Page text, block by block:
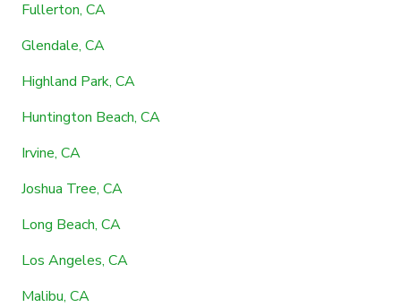
Fullerton, CA
Glendale, CA
Highland Park, CA
Huntington Beach, CA
Irvine, CA
Joshua Tree, CA
Long Beach, CA
Los Angeles, CA
Malibu, CA